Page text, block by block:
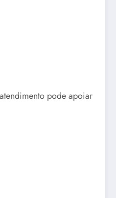
pode apoiar